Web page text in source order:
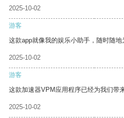
2025-10-02
游客
这款app就像我的娱乐小助手，随时随地
2025-10-02
游客
这款加速器VPM应用程序已经为我们带
2025-10-02